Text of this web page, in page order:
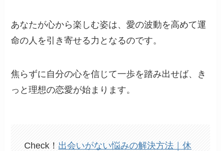
あなたが心から楽しむ姿は、愛の波動を高めて運
命の人を引き寄せる力となるのです。
焦らずに自分の心を信じて一歩を踏み出せば、き
っと理想の恋愛が始まります。
Check！ 出会いがない悩みの解決方法｜休